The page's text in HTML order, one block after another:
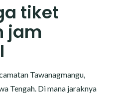
tiket
jam
Tawanagmangu,
Tengah. Di mana jaraknya